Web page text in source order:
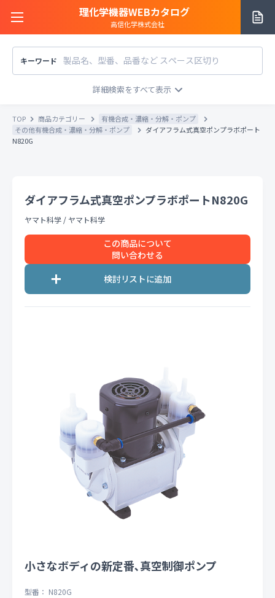
理化学機器WEBカタログ
高信化学株式会社
サイトご利用方法
メーカー別で探す
お知らせ一覧
キーワード
メーカー/販売元
条件をクリア
TOP 商品カテゴリー
有機合成・濃縮・分解・ポンプ
その他有機合成・濃縮・分解・ポンプ
ダイアフラム式真空ポンプラボポート
N820G
ダイアフラム式真空ポンプラボポートN820G
ヤマト科学 / ヤマト科学
この商品について
問い合わせる
小さなボディの新定番､真空制御ポンプ
型番： N820G